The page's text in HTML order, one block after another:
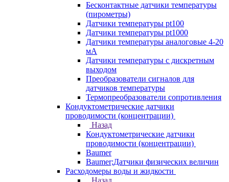
Бесконтактные датчики температуры
(пирометры)
Датчики температуры pt100
Датчики температуры pt1000
Датчики температуры аналоговые 4-20
мА
Датчики температуры с дискретным
выходом
Преобразователи сигналов для
датчиков температуры
Термопреобразователи сопротивления
Кондуктометрические датчики
проводимости (концентрации)
Назад
Кондуктометрические датчики
проводимости (концентрации)
Baumer
Baumer;Датчики физических величин
Расходомеры воды и жидкости